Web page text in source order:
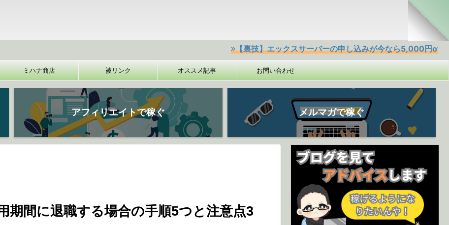
【裏技】エックスサーバーの申し込みが今なら5,000円offクーポンあ
ミハナ商店 被リンク オススメ記事 お問い合わせ
アフィリエイトで稼ぐ メルマガで稼ぐ
期間に退職する場合の手順5つと注意点3